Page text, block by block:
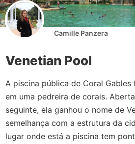
Camille Panzera
Venetian Pool
A piscina pública de Coral
em uma pedreira de corais.
seguinte, ela ganhou o nome de
semelhança com a estrutura da
lugar onde está a piscina tem